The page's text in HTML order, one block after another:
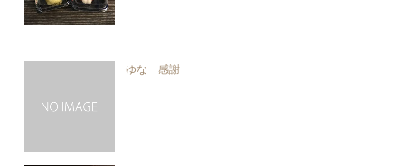
ゆな 感謝